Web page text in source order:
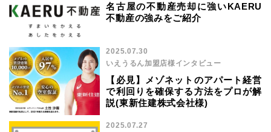
名古屋の不動産売却に強いKAERU
不動産の強みをご紹介
【必見】メゾネットのアパート経営
で利回りを確保する方法をプロが解
説(東新住建株式会社様)
2025.07.30
いえうるん加盟店様インタビュー
2025.07.27